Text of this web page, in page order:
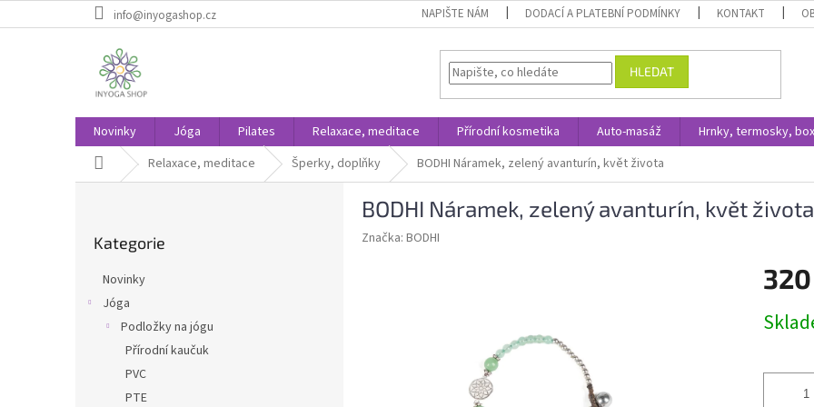
na
info@inyogashop.cz NAPIŠTE NÁM DODACÍ A PLATEBNÍ PODMÍNKY KONTAKT
HLEDAT
Novinky Jóga Pilates Relaxace, meditace Přírodní kosmetika Auto-masáž Hrnky, termosky,
Domů Relaxace, meditace Šperky, doplňky BODHI Náramek, zelený avanturín, květ života
kategorie
Kategorie
Novinky
Jóga
Podložky na jógu
Přírodní kaučuk
PVC
PTE
BODHI Náramek, zelený avanturín, květ života
Značka: BODHI
cena: